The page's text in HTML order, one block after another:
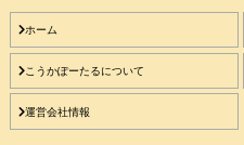
ホーム
こうかぽーたるについて
運営会社情報